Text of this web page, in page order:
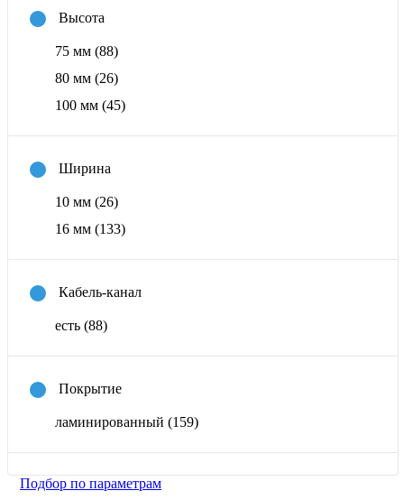
Высота
75 мм (88)
80 мм (26)
100 мм (45)
Ширина
10 мм (26)
16 мм (133)
Кабель-канал
есть (88)
Покрытие
ламинированный (159)
Подбор по параметрам